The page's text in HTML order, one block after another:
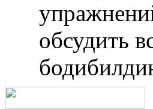
обсудить